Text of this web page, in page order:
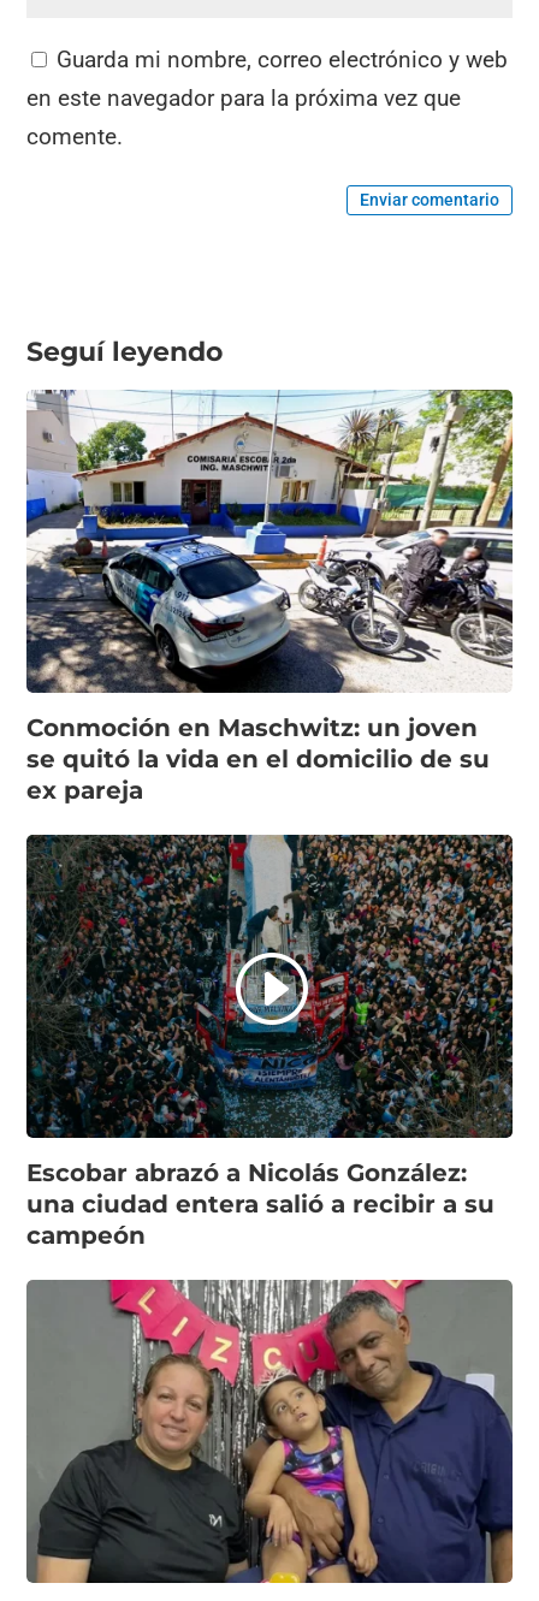
Guarda mi nombre, correo electrónico y web
en este navegador para la próxima vez que
comente.
Enviar comentario
Seguí leyendo
Conmoción en Maschwitz: un joven
se quitó la vida en el domicilio de su
ex pareja
Escobar abrazó a Nicolás González:
una ciudad entera salió a recibir a su
campeón